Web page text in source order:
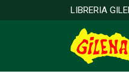
LIBRERIA